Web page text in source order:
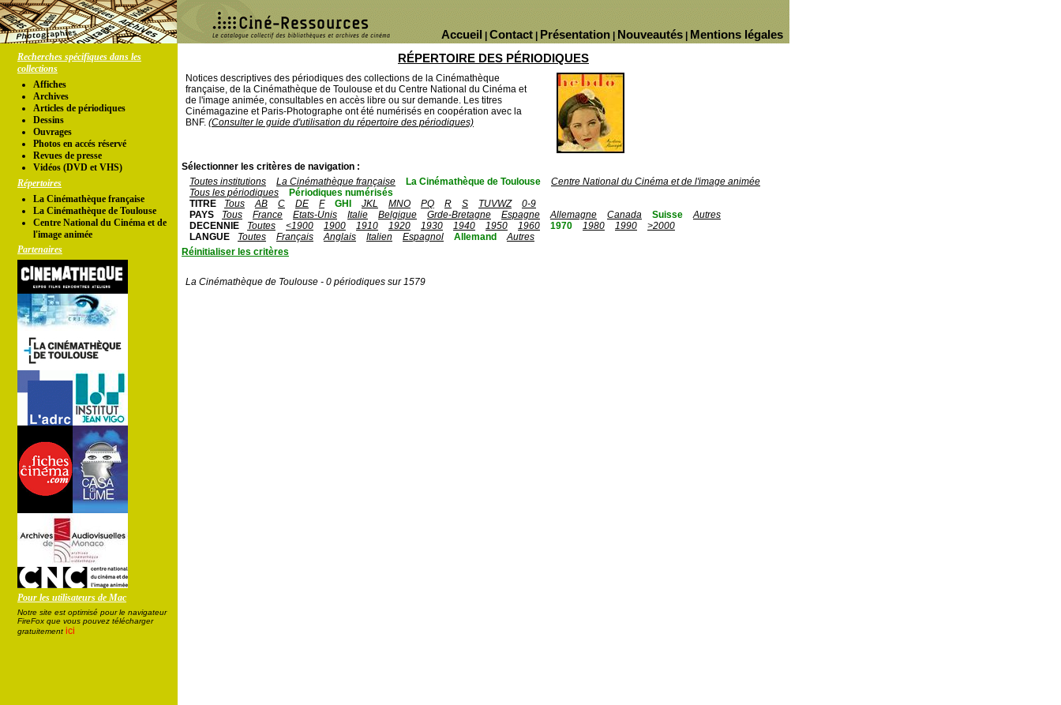
Mentions légales
Nouveautés
Présentation
Contact
Accueil
Recherches spécifiques dans les
collections
Affiches
Archives
Articles de périodiques
Dessins
Ouvrages
Photos en accés réservé
Revues de presse
Vidéos (DVD et VHS)
Répertoires
La Cinémathèque française
La Cinémathèque de Toulouse
Centre National du Cinéma et de
l'image animée
Partenaires
Pour les utilisateurs de Mac
Notre site est optimisé pour le navigateur
FireFox que vous pouvez télécharger
gratuitement ici
RÉPERTOIRE DES PÉRIODIQUES
Notices descriptives des périodiques des collections de la Cinémathèque
française, de la Cinémathèque de Toulouse et du Centre National du Cinéma et
de l'image animée, consultables en accès libre ou sur demande. Les titres
Cinémagazine et Paris-Photographe ont été numérisés en coopération avec la
BNF. (Consulter le guide d'utilisation du répertoire des périodiques)
Sélectionner les critères de navigation :
Toutes institutions
La Cinémathèque française La Cinémathèque de Toulouse
Centre National du Cinéma et de l'image animée
Tous les périodiques
Périodiques numérisés
TITRE
Tous AB C DE F GHI JKL MNO PQ R S TUVWZ
0-9
PAYS
Tous France Etats-Unis Italie Belgique Grde-Bretagne Espagne Allemagne Canada Suisse
Autres
DECENNIE
Toutes <1900 1900 1910 1920 1930 1940 1950 1960 1970 1980 1990
>2000
LANGUE
Toutes Français Anglais Italien Espagnol Allemand
Autres
Réinitialiser les critères
La Cinémathèque de Toulouse - 0 périodiques sur 1579